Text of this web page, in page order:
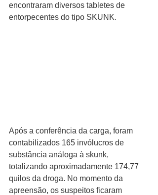
encontraram diversos tabletes de
entorpecentes do tipo SKUNK.
Após a conferência da carga, foram
contabilizados 165 invólucros de
substância análoga à skunk,
totalizando aproximadamente 174,77
quilos da droga. No momento da
apreensão, os suspeitos ficaram